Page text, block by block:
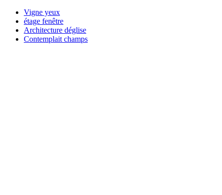
Vigne yeux
étage fenêtre
Architecture déglise
Contemplait champs